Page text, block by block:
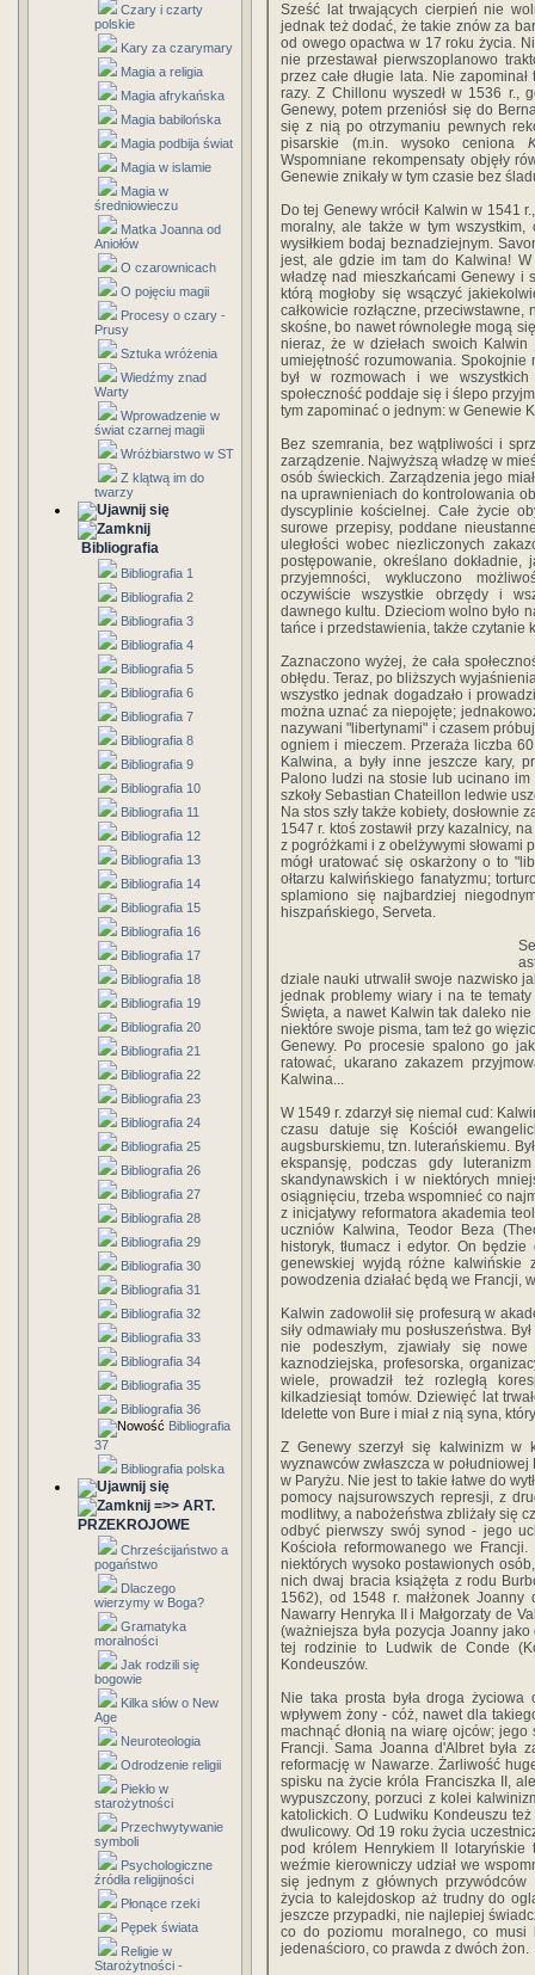
Czary i czarty
polskie
Kary za czarymary
Magia a religia
Magia afrykańska
Magia babilońska
Magia podbija świat
Magia w islamie
Magia w
średniowieczu
Matka Joanna od
Aniołów
O czarownicach
O pojęciu magii
Procesy o czary -
Prusy
Sztuka wróżenia
Wiedźmy znad
Warty
Wprowadzenie w
świat czarnej magii
Wróżbiarstwo w ST
Z klątwą im do
twarzy
Bibliografia
Bibliografia 1
Bibliografia 2
Bibliografia 3
Bibliografia 4
Bibliografia 5
Bibliografia 6
Bibliografia 7
Bibliografia 8
Bibliografia 9
Bibliografia 10
Bibliografia 11
Bibliografia 12
Bibliografia 13
Bibliografia 14
Bibliografia 15
Bibliografia 16
Bibliografia 17
Bibliografia 18
Bibliografia 19
Bibliografia 20
Bibliografia 21
Bibliografia 22
Bibliografia 23
Bibliografia 24
Bibliografia 25
Bibliografia 26
Bibliografia 27
Bibliografia 28
Bibliografia 29
Bibliografia 30
Bibliografia 31
Bibliografia 32
Bibliografia 33
Bibliografia 34
Bibliografia 35
Bibliografia 36
Bibliografia
37
Bibliografia polska
=>> ART.
PRZEKROJOWE
Chrześcijaństwo a
pogaństwo
Dlaczego
wierzymy w Boga?
Gramatyka
moralności
Jak rodzili się
bogowie
Kilka słów o New
Age
Neuroteologia
Odrodzenie religii
Piekło w
starożytności
Przechwytywanie
symboli
Psychologiczne
źródła religijności
Płonące rzeki
Pępek świata
Religie w
Starożytności -
Sześć lat trwających cierpień nie
jednak też dodać, że takie znów za
od owego opactwa w 17 roku życia.
nie przestawał pierwszoplanowo
przez całe długie lata. Nie
razy. Z Chillonu wyszedł w 1536 r.,
Genewy, potem przeniósł się do
się z nią po otrzymaniu pewnych
pisarskie (m.in. wysoko ceniona
Wspomniane rekompensaty objęły
Genewie znikały w tym czasie bez
Do tej Genewy wrócił Kalwin w 1541
moralny, ale także w tym wszystkim,
wysiłkiem bodaj beznadziejnym.
jest, ale gdzie im tam do Kalwina! W
władzę nad mieszkańcami Genewy i
którą mogłoby się wsączyć
całkowicie rozłączne,
skośne, bo nawet równoległe mogą
nieraz, że w dziełach swoich
umiejętność rozumowania.
był w rozmowach i we
społeczność poddaje się i ślepo
tym zapominać o jednym: w Genewie
Bez szemrania, bez wątpliwości i
zarządzenie. Najwyższą władzę w
osób świeckich. Zarządzenia jego
na uprawnieniach do kontrolowania
dyscyplinie kościelnej. Całe życie
surowe przepisy, poddane
uległości wobec niezliczonych
postępowanie, określano
przyjemności, wykluczono
oczywiście wszystkie obrzędy i
dawnego kultu. Dzieciom wolno było
tańce i przedstawienia, także czytanie
Zaznaczono wyżej, że cała
obłędu. Teraz, po bliższych
wszystko jednak dogadzało i
można uznać za niepojęte;
nazywani "libertynami" i czasem
ogniem i mieczem. Przeraża liczba
Kalwina, a były inne jeszcze kary,
Palono ludzi na stosie lub ucinano
szkoły Sebastian Chateillon ledwie
Na stos szły także kobiety,
1547 r. ktoś zostawił przy kazalnicy,
z pogróżkami i z obelżywymi słowami
mógł uratować się oskarżony o to
ołtarzu kalwińskiego fanatyzmu;
splamiono się najbardziej
hiszpańskiego, Serveta.
dziale nauki utrwalił swoje nazwisko
jednak problemy wiary i na te
Święta, a nawet Kalwin tak daleko nie
niektóre swoje pisma, tam też go
Genewy. Po procesie spalono go
ratować, ukarano zakazem
Kalwina...
W 1549 r. zdarzył się niemal cud:
czasu datuje się Kościół
augsburskiemu, tzn. luterańskiemu.
ekspansję, podczas gdy
skandynawskich i w niektórych
osiągnięciu, trzeba wspomnieć co
z inicjatywy reformatora akademia
uczniów Kalwina, Teodor Beza
historyk, tłumacz i edytor. On
genewskiej wyjdą różne kalwińskie
powodzenia działać będą we Francji,
Kalwin zadowolił się profesurą w
siły odmawiały mu posłuszeństwa.
nie podeszłym, zjawiały się
kaznodziejska, profesorska,
wiele, prowadził też rozległą
kilkadziesiąt tomów. Dziewięć lat
Idelette von Bure i miał z nią syna,
Z Genewy szerzył się kalwinizm w
wyznawców zwłaszcza w
w Paryżu. Nie jest to takie łatwe do
pomocy najsurowszych represji, z
modlitwy, a nabożeństwa zbliżały się
odbyć pierwszy swój synod - jego
Kościoła reformowanego we
niektórych wysoko postawionych
nich dwaj bracia książęta z rodu
1562), od 1548 r. małżonek
Nawarry Henryka II i Małgorzaty de
(ważniejsza była pozycja Joanny
tej rodzinie to Ludwik de Conde
Kondeuszów.
Nie taka prosta była droga życiowa
wpływem żony - cóż, nawet dla
machnąć dłonią na wiarę ojców;
Francji. Sama Joanna d'Albret była
reformację w Nawarze. Żarliwość
spisku na życie króla Franciszka II,
wypuszczony, porzuci z kolei
katolickich. O Ludwiku Kondeuszu
dwulicowy. Od 19 roku życia
pod królem Henrykiem II lotaryńskie
weźmie kierowniczy udział we
się jednym z głównych
życia to kalejdoskop aż trudny do
jeszcze przypadki, nie najlepiej
co do poziomu moralnego, co musi
jedenaścioro, co prawda z dwóch żon.